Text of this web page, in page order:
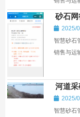
业发展。
砂石
息服务
2025/
智慧砂石
销售与运
河道
2025/
智慧砂石